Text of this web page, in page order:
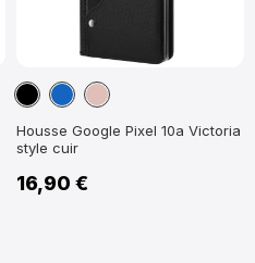
NoirBleuOr
Housse Google Pixel 10a Victoria
style cuir
16,90 €